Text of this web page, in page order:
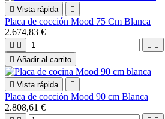
 Vista rápida 
Placa de cocción Mood 75 Cm Blanca
2.674,83 €
   
 Añadir al carrito
 Vista rápida 
Placa de cocción Mood 90 cm Blanca
2.808,61 €